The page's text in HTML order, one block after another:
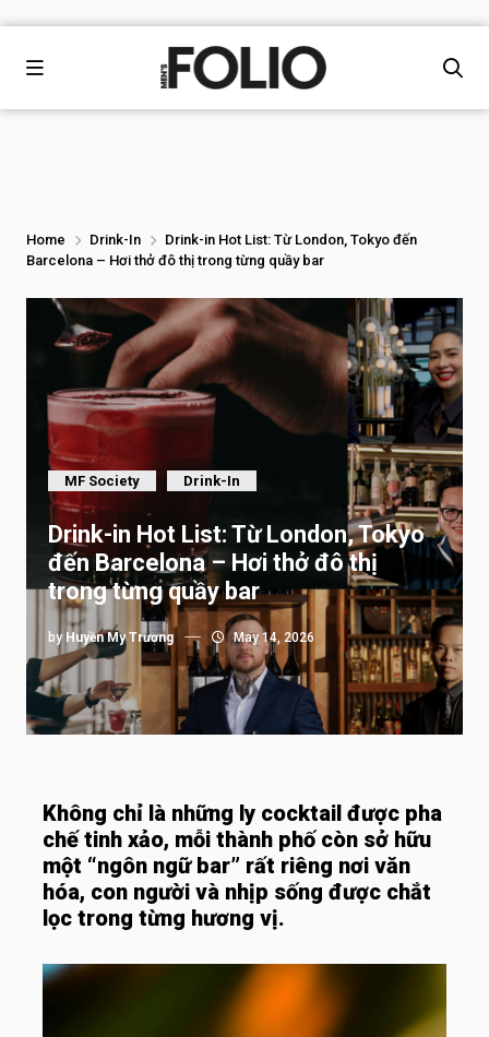
Home Drink-In
Drink-in Hot List: Từ London, Tokyo đến
Barcelona – Hơi thở đô thị trong từng quầy bar
MF Society Drink-In
Drink-in Hot List: Từ London, Tokyo
đến Barcelona – Hơi thở đô thị
trong từng quầy bar
by Huyền My Trương May 14, 2026
Không chỉ là những ly cocktail được pha
chế tinh xảo, mỗi thành phố còn sở hữu
một “ngôn ngữ bar” rất riêng nơi văn
hóa, con người và nhịp sống được chắt
lọc trong từng hương vị.